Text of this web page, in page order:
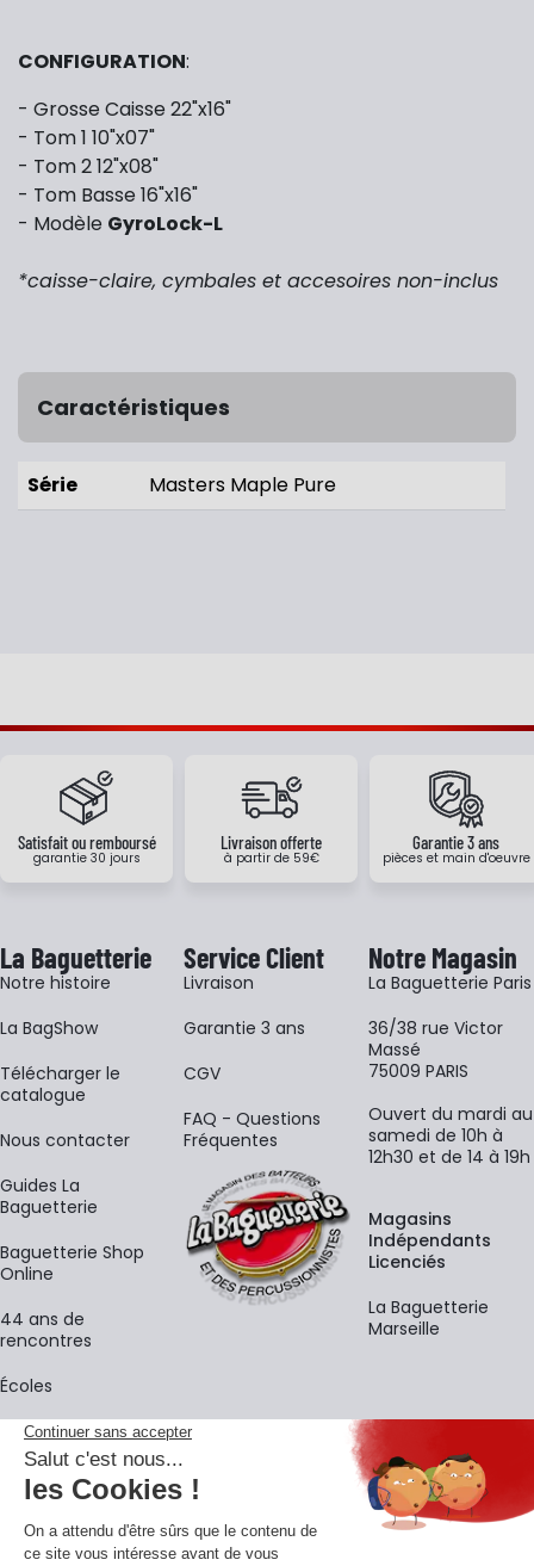
CONFIGURATION:
- Grosse Caisse 22"x16"
- Tom 1 10"x07"
- Tom 2 12"x08"
- Tom Basse 16"x16"
- Modèle GyroLock-L
*caisse-claire, cymbales et accesoires non-inclus
Caractéristiques
Série Masters Maple Pure
Satisfait ou remboursé
garantie 30 jours
Livraison offerte
à partir de 59€
Garantie 3 ans
pièces et main d'oeuvre
La Baguetterie
Notre histoire
La BagShow
​Télécharger le
catalogue
Nous contacter
Guides La
Baguetterie
Baguetterie Shop
Online
44 ans de
rencontres
Écoles
Service Client
Livraison
Garantie 3 ans
CGV
FAQ - Questions
Fréquentes
Notre Magasin
La Baguetterie Paris
36/38 rue Victor
Massé
75009 PARIS
Ouvert du mardi au
samedi de 10h à
12h30 et de 14 à 19h
Magasins
Indépendants
Licenciés
La Baguetterie
Marseille
La newsletter
Adresse e-mail
En vous inscrivant à notre newsletter, vous acceptez notrepolitique de
confidentialité.
Retrouvons-nous sur